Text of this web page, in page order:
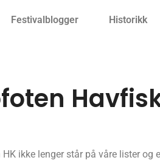
Festivalblogger Historikk
ikke lenger står på våre lister og